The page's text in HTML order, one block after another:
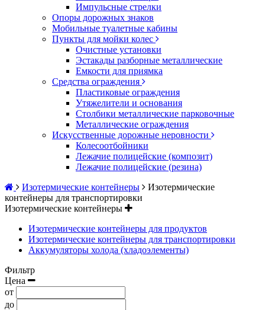
Импульсные стрелки
Опоры дорожных знаков
Мобильные туалетные кабины
Пункты для мойки колес
Очистные установки
Эстакады разборные металлические
Емкости для приямка
Средства ограждения
Пластиковые ограждения
Утяжелители и основания
Столбики металлические парковочные
Металлические ограждения
Искусственные дорожные неровности
Колесоотбойники
Лежачие полицейские (композит)
Лежачие полицейские (резина)
Изотермические контейнеры
Изотермические
контейнеры для транспортировки
Изотермические контейнеры
Изотермические контейнеры для продуктов
Изотермические контейнеры для транспортировки
Аккумуляторы холода (хладоэлементы)
Фильтр
Цена
от
до